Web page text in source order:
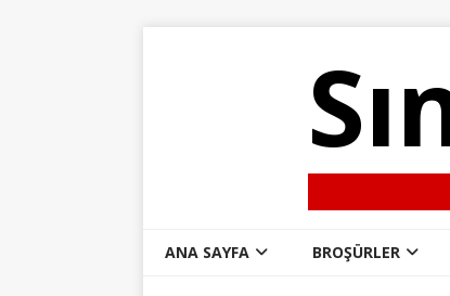
ANA SAYFA BROŞÜRLER